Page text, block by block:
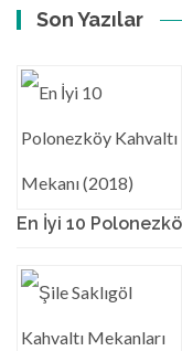
Son Yazılar
En İyi 10